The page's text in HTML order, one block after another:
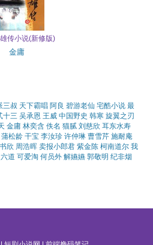
传小说(新修版)
金庸
三叔 天下霸唱 阿良 碧游老仙 宅酷小说 最
十三 吴承恩 王威 中国野史 韩寒 旋翼之刃
金庸 林奕含 佚名 猫腻 刘慈欣 耳东水寿
蒲松龄 干宝 李汝珍 许仲琳 曹雪芹 施耐庵
欣 周浩晖 卖报小郎君 紫金陈 柯南道尔 我
六道 可爱淘 何员外 解嬿嬿 郭敬明 纪非烟